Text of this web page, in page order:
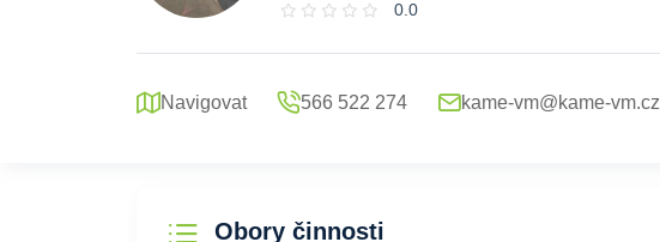
0.0
Navigovat 566 522 274 kame-vm@kame-vm.cz
Obory činnosti